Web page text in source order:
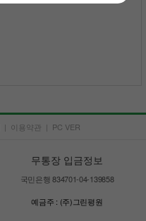
| 이용약관 | PC VER
무통장 입금정보
국민은행 834701-04-139858
예금주 : (주)그린평원